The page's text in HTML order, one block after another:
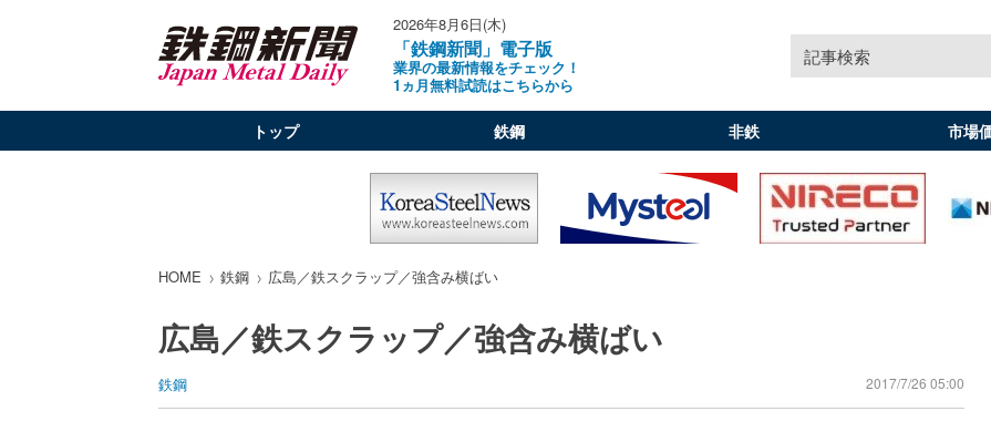
2026年8月6日(木)
「鉄鋼新聞」電子版
業界の最新情報をチェック！
1ヵ月無料試読はこちらから
記事検索
トップ 鉄鋼 非鉄 市場
HOME 鉄鋼 広島／鉄スクラップ／強含み横ばい
広島／鉄スクラップ／強含み横ばい
鉄鋼 2017/7/26 05:00